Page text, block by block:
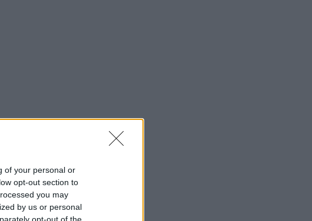
of your personal or
opt-out section to
you may
by us or personal
opt-out of the